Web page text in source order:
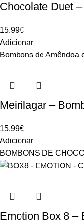
Chocolate Duet
15.99€
Adicionar
Bombons de Amêndoa
Meirilagar –
15.99€
Adicionar
BOMBONS DE
Emotion Box 8 –